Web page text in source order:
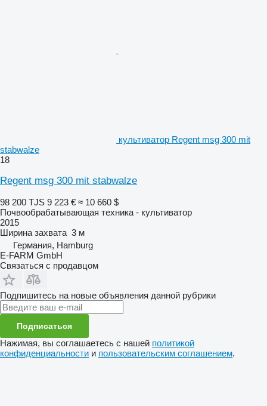
культиватор Regent msg 300 mit
stabwalze
18
Regent msg 300 mit stabwalze
98 200 TJS 9 223 € ≈ 10 660 $
Почвообрабатывающая техника - культиватор
2015
Ширина захвата 3 м
Германия, Hamburg
E-FARM GmbH
Связаться с продавцом
Подпишитесь на новые объявления данной рубрики
Подписаться
Нажимая, вы соглашаетесь с нашей политикой
конфиденциальности и пользовательским соглашением.